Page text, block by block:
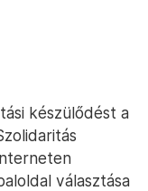
készülődést a
választása